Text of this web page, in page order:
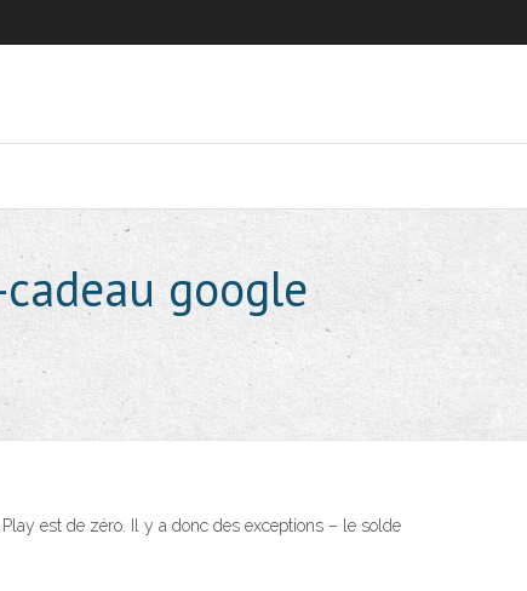
google
est de zéro. Il y a donc des exceptions – le solde